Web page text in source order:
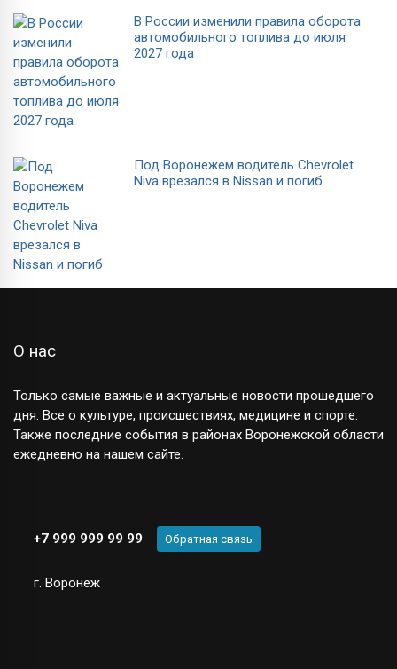
В России изменили правила оборота
автомобильного топлива до июля
2027 года
Под Воронежем водитель Chevrolet
Niva врезался в Nissan и погиб
О нас
Только самые важные и актуальные новости прошедшего
дня. Все о культуре, происшествиях, медицине и спорте.
Также последние события в районах Воронежской области
ежедневно на нашем сайте.
+7 999 999 99 99 Обратная связь
г. Воронеж